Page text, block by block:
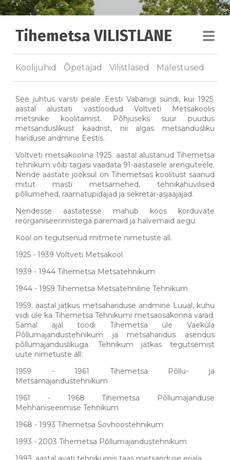
Tihemetsa VILISTLANE
Koolijuhid Õpetajad Vilistlased Mälestused
See juhtus varsti peale Eesti Vabariigi sündi, kui 1925.
aastal alustati vastloodud Voltveti Metsakoolis
metsnike koolitamist. Põhjuseks suur puudus
metsanduslikust kaadrist, nii algas metsandusliku
hariduse andmine Eestis.
Voltveti metsakoolina 1925. aastal alustanud Tihemetsa
tehnikum võib tagasi vaadata 91-aastasele arenguteele.
Nende aastate jooksul on Tihemetsas koolitust saanud
mitut masti metsamehed, tehnikahuvilised
põllumehed, raamatupidajad ja sekretär-asjaajajad.
Nendesse aastatesse mahub koos korduvate
reorganiseerimistega paremaid ja halvemaid aegu.
Kool on tegutsenud mitmete nimetuste all.
1925 - 1939 Voltveti Metsakool
1939 - 1944 Tihemetsa Metsatehnikum
1944 - 1959 Tihemetsa Metsatehniline Tehnikum
1959. aastal jätkus metsahariduse andmine Luual, kuhu
viidi üle ka Tihemetsa Tehnikumi metsaosakonna varad.
Samal ajal toodi Tihemetsa üle Vaeküla
Põllumajandustehnikum ja metsaharidus asendus
põllumajanduslikuga. Tehnikum jätkas tegutsemist
uute nimetuste all:
1959 - 1961 Tihemetsa Põllu- ja
Metsamajandustehnikum
1961 - 1968 Tihemetsa Põllumajanduse
Mehhaniseerimise Tehnikum
1968 - 1993 Tihemetsa Sovhoostehnikum
1993 - 2003 Tihemetsa Põllumajandustehnikum